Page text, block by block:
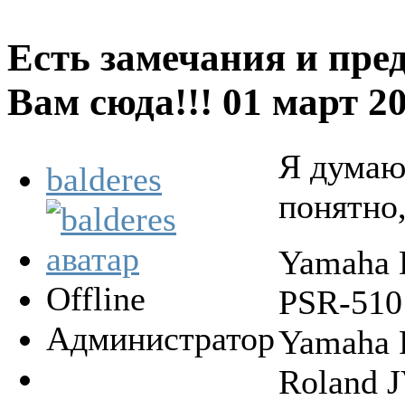
Есть замечания и
Вам сюда!!! 01 март
balderes
Offline
Администратор
Я
Yamaha
PSR-510
Yamaha
Roland